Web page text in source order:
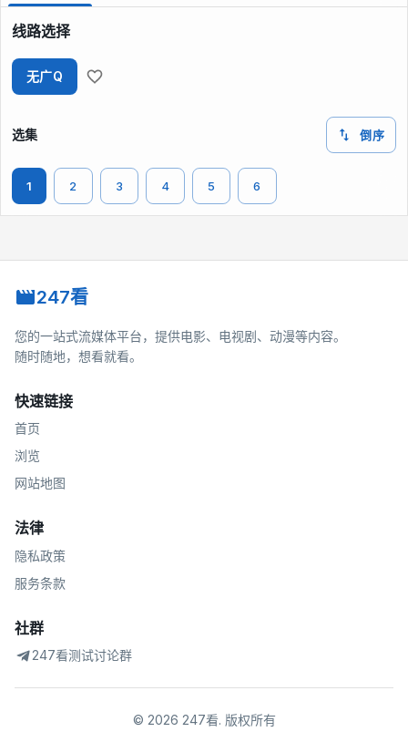
线路选择
无广Q
选集 倒序
1 2 3 4 5 6
247看
您的一站式流媒体平台，提供电影、电视剧、动漫等内容。
随时随地，想看就看。
快速链接
首页
浏览
网站地图
法律
隐私政策
服务条款
社群
247看测试讨论群
© 2026 247看. 版权所有